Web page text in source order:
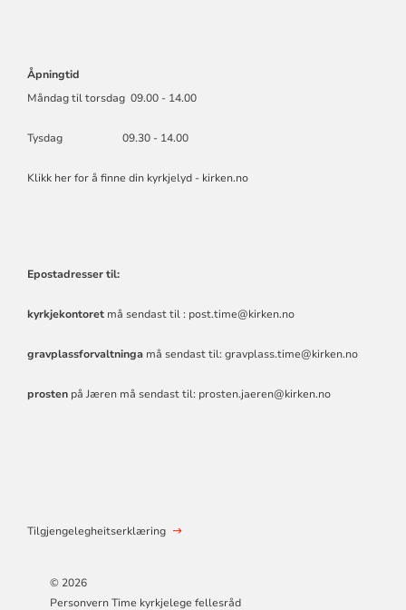
Åpningtid
Måndag til torsdag 09.00 - 14.00
Tysdag 09.30 - 14.00
Klikk her for å finne din kyrkjelyd - kirken.no
Epostadresser til:
kyrkjekontoretmå sendast til : post.time@kirken.no
gravplassforvaltningamå sendast til: gravplass.time@kirken.no
prostenpå Jæren må sendast til: prosten.jaeren@kirken.no
Tilgjengelegheitserklæring
© 2026
Personvern Time kyrkjelege fellesråd